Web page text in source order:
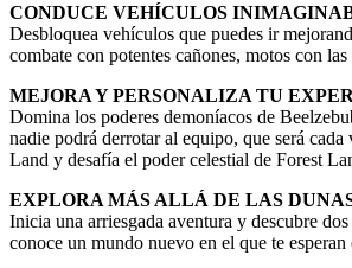
CONDUCE VEHÍCULOS
Desbloquea vehículos que puedes ir
combate con potentes cañones, motos con
MEJORA Y PERSONALIZA TU
Domina los poderes demoníacos de
nadie podrá derrotar al equipo, que será
Land y desafía el poder celestial de Forest
EXPLORA MÁS ALLÁ DE LAS
Inicia una arriesgada aventura y descubre
conoce un mundo nuevo en el que te